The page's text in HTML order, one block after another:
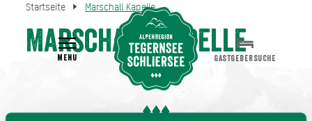
Startseite Marschall Kapelle
Marschall Kapelle
MENU GASTGEBERSUCHE